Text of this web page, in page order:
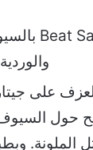
على
حول السيوف
الملونة.